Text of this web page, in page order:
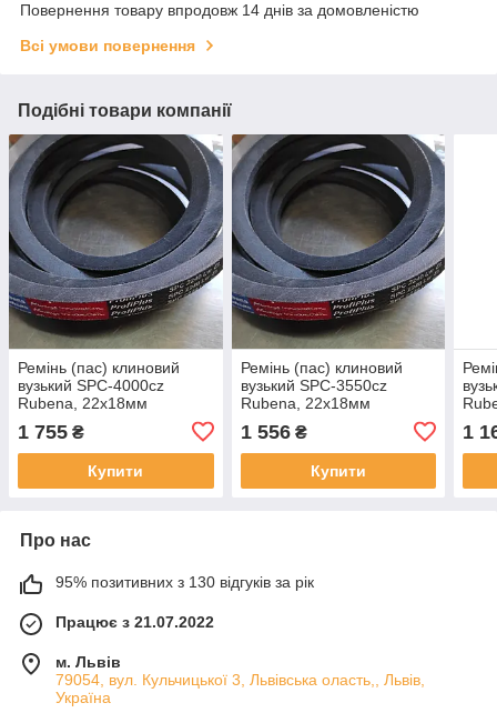
Повернення товару впродовж 14 днів за домовленістю
Всі умови повернення
Подібні товари компанії
Ремінь (пас) клиновий
вузький SPC-4000cz
Rubena, 22х18мм
1 755 ₴
Купити
Ремінь (пас) клиновий
вузький SPC-3550cz
Rubena, 22х18мм
1 556₴
Купити
1
Про нас
95% позитивних з 130 відгуків за рік
Працює з 21.07.2022
м. Львів
79054, вул. Кульчицької 3, Львівська оласть,, Львів,
Україна